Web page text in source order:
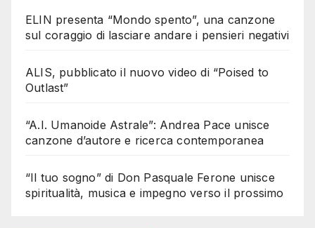
ELIN presenta “Mondo spento”, una canzone
sul coraggio di lasciare andare i pensieri negativi
ALIS, pubblicato il nuovo video di “Poised to
Outlast”
“A.I. Umanoide Astrale”: Andrea Pace unisce
canzone d’autore e ricerca contemporanea
“Il tuo sogno” di Don Pasquale Ferone unisce
spiritualità, musica e impegno verso il prossimo